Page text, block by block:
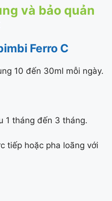
và bảo quản
Ferro C
10 đến 30ml mỗi ngày.
1 tháng đến 3 tháng.
tiếp hoặc pha loãng với